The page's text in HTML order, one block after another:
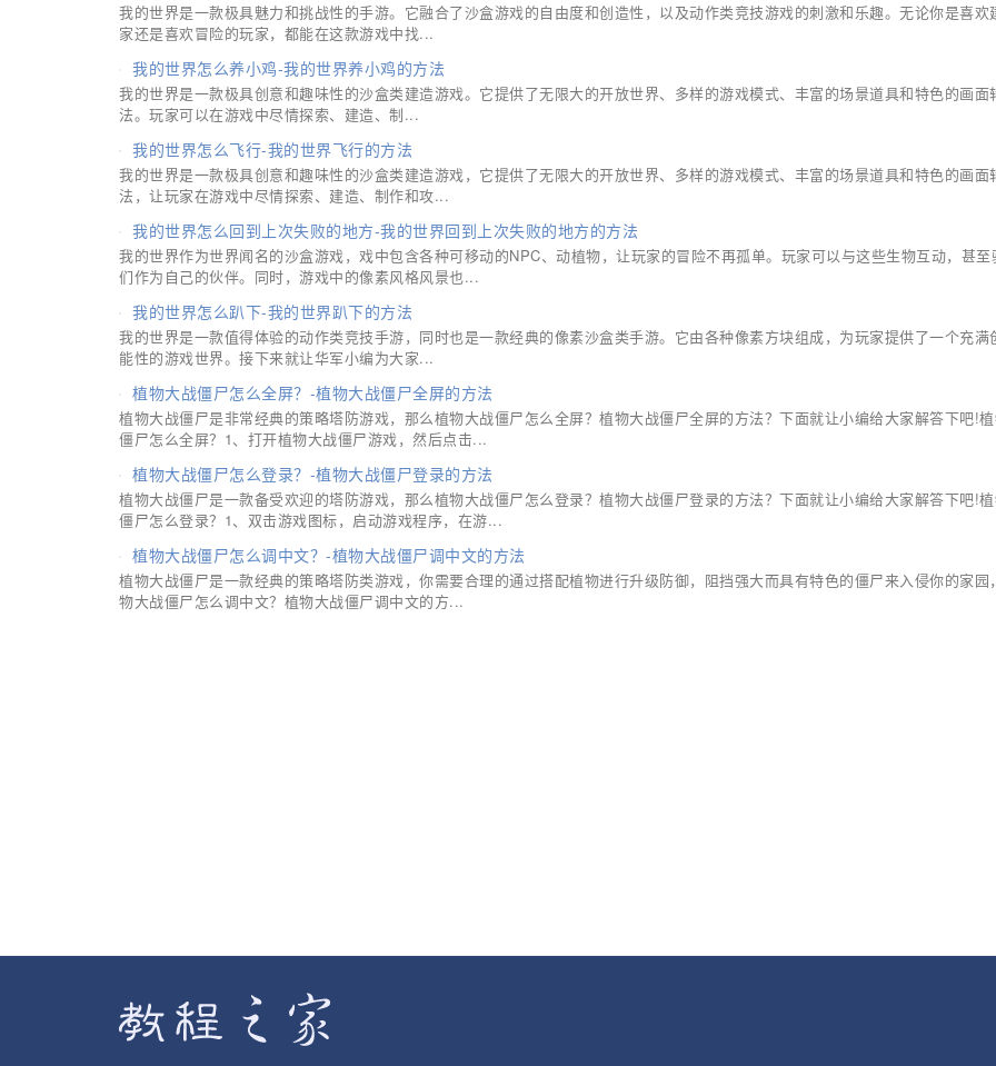
我的世界是一款极具魅力和挑战性的手游。它融合了沙盒游戏的自由度和创造性，以及动作类竞技游戏的刺激和乐趣。无论你是喜欢
家还是喜欢冒险的玩家，都能在这款游戏中找...
我的世界怎么养小鸡-我的世界养小鸡的方法
我的世界是一款极具创意和趣味性的沙盒类建造游戏。它提供了无限大的开放世界、多样的游戏模式、丰富的场景道具和特色的画面
法。玩家可以在游戏中尽情探索、建造、制...
我的世界怎么飞行-我的世界飞行的方法
我的世界是一款极具创意和趣味性的沙盒类建造游戏，它提供了无限大的开放世界、多样的游戏模式、丰富的场景道具和特色的画面
法，让玩家在游戏中尽情探索、建造、制作和攻...
我的世界怎么回到上次失败的地方-我的世界回到上次失败的地方的方法
我的世界作为世界闻名的沙盒游戏，戏中包含各种可移动的NPC、动植物，让玩家的冒险不再孤单。玩家可以与这些生物互动，甚至
们作为自己的伙伴。同时，游戏中的像素风格风景也...
我的世界怎么趴下-我的世界趴下的方法
我的世界是一款值得体验的动作类竞技手游，同时也是一款经典的像素沙盒类手游。它由各种像素方块组成，为玩家提供了一个充满
能性的游戏世界。接下来就让华军小编为大家...
植物大战僵尸怎么全屏？-植物大战僵尸全屏的方法
植物大战僵尸是非常经典的策略塔防游戏，那么植物大战僵尸怎么全屏？植物大战僵尸全屏的方法？下面就让小编给大家解答下吧!
僵尸怎么全屏？1、打开植物大战僵尸游戏，然后点击...
植物大战僵尸怎么登录？-植物大战僵尸登录的方法
植物大战僵尸是一款备受欢迎的塔防游戏，那么植物大战僵尸怎么登录？植物大战僵尸登录的方法？下面就让小编给大家解答下吧!
僵尸怎么登录？1、双击游戏图标，启动游戏程序，在游...
植物大战僵尸怎么调中文？-植物大战僵尸调中文的方法
植物大战僵尸是一款经典的策略塔防类游戏，你需要合理的通过搭配植物进行升级防御，阻挡强大而具有特色的僵尸来入侵你的家园
物大战僵尸怎么调中文？植物大战僵尸调中文的方...